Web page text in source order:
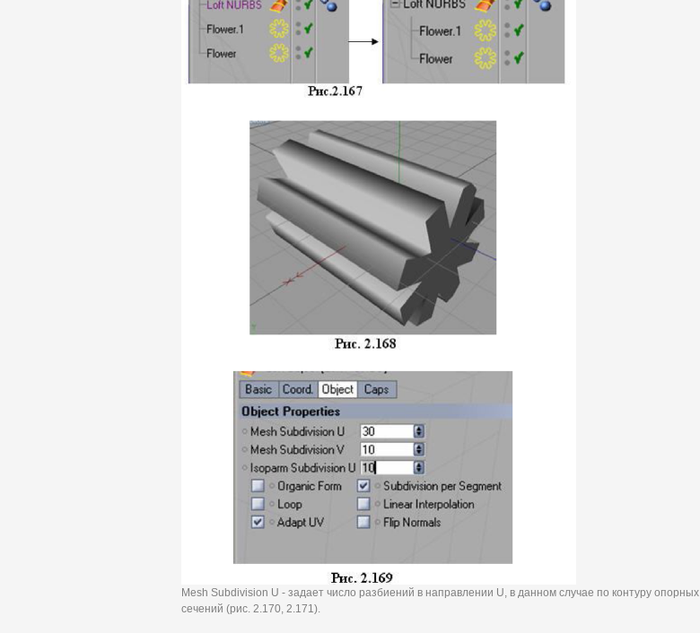
Mesh Subdivision U - задает число разбиений в направлении U, в данном случае по контуру опорных
сечений (рис. 2.170, 2.171).